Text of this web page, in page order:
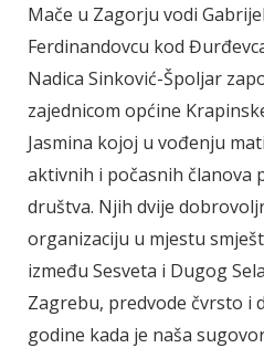
Mače u Zagorju vodi
Ferdinandovcu kod
Nadica Sinković-Špoljar
zajednicom općine
Jasmina kojoj u vođenju
aktivnih i počasnih članova
društva. Njih dvije
organizaciju u mjestu
između Sesveta i Dugog
Zagrebu, predvode čvrsto i
godine kada je naša